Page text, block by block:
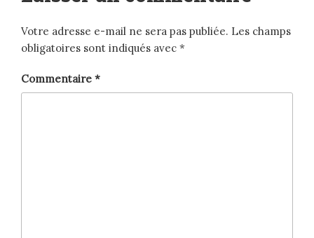
Votre adresse e-mail ne sera pas publiée. Les champs
obligatoires sont indiqués avec *
Commentaire *